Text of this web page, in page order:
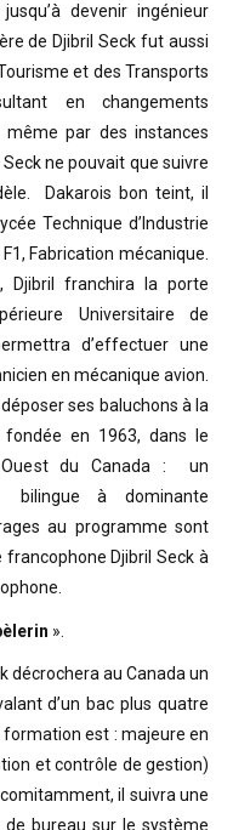
devenir ingénieur
de Djibril Seck fut aussi
et des Transports
en changements
par des instances
ne pouvait que suivre
Dakarois bon teint, il
Technique d’Industrie
Fabrication mécanique.
Djibril franchira la porte
Universitaire de
d’effectuer une
en mécanique avion.
ses baluchons à la
fondée en 1963, dans le
Ouest du Canada : un
bilingue à dominante
au programme sont
Djibril Seck à
».
décrochera au Canada un
d’un bac plus quatre
formation est : majeure en
et contrôle de gestion)
il suivra une
bureau sur le système